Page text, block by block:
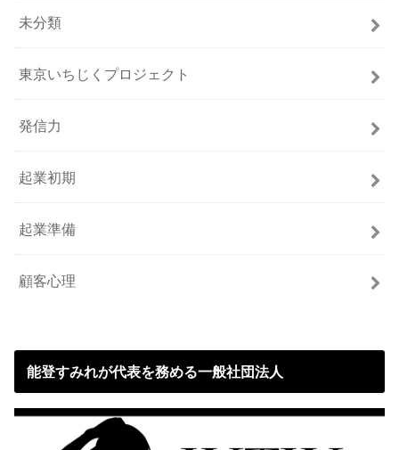
未分類
東京いちじくプロジェクト
発信力
起業初期
起業準備
顧客心理
能登すみれが代表を務める一般社団法人